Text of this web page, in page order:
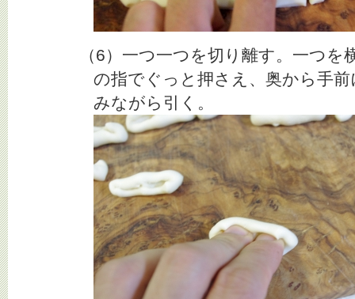
（6）一つ一つを切り離す。一つを
の指でぐっと押さえ、奥から手
みながら引く。